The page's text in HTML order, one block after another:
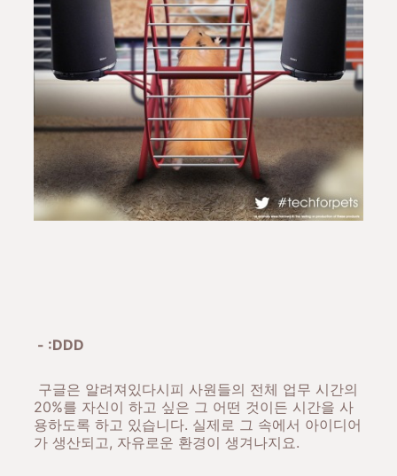
- :DDD
구글은 알려져있다시피 사원들의 전체 업무 시간의
20%를 자신이 하고 싶은 그 어떤 것이든 시간을 사
용하도록 하고 있습니다. 실제로 그 속에서 아이디어
가 생산되고, 자유로운 환경이 생겨나지요.